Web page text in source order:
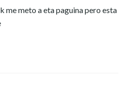
me meto a eta paguina pero esta